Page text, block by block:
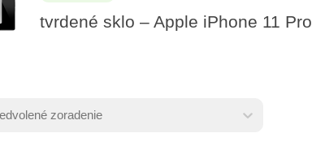
tvrdené sklo – Apple iPhone 11 Pro
produktov
content
content